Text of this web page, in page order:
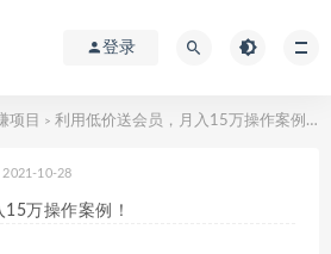
登录
项目 > 利用低价送会员，月入15万操作案例！
2021-10-28
万操作案例！